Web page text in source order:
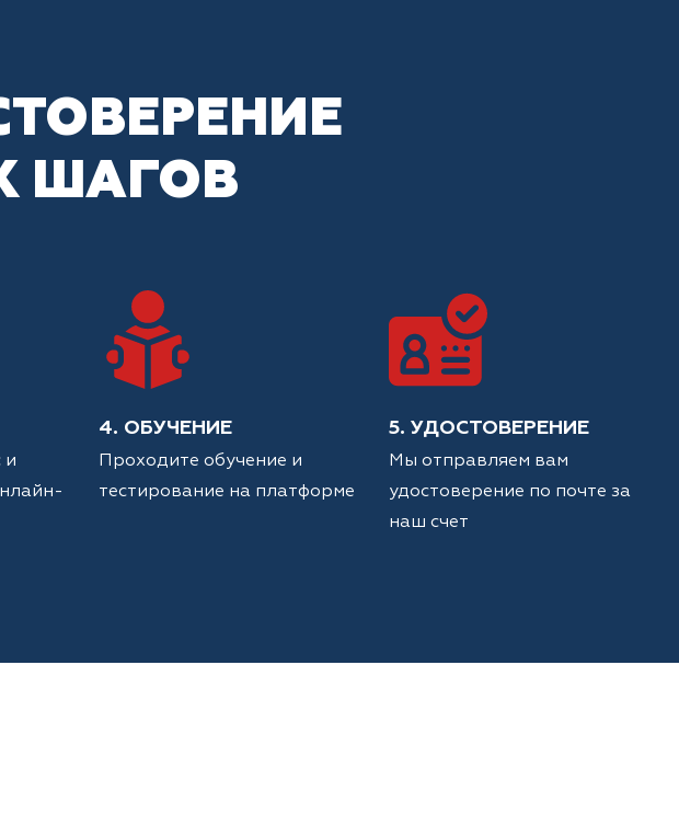
ШАГОВ
и
4. ОБУЧЕНИЕ
Проходите обучение и
тестирование на платформе
5. УДОСТОВЕРЕНИЕ
Мы отправляем вам
удостоверение по почте за
наш счет